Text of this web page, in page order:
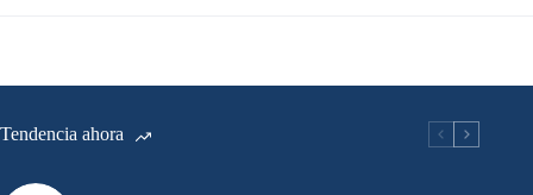
Tendencia ahora